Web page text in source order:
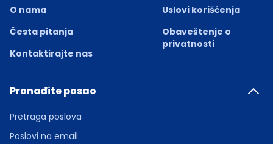
O nama
Česta pitanja
Kontaktirajte nas
Uslovi korišćenja
Obaveštenje o
privatnosti
Pronađite posao
Pretraga poslova
Poslovi na email